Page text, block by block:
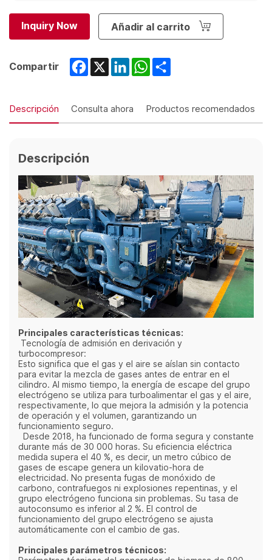
Inquiry Now Añadir al carrito
Compartir Facebook
X LinkedInWhatsApp
Descripción Consulta ahora Productos recomendados
Descripción
Principales características técnicas:
Tecnología de admisión en derivación y
turbocompresor:
Esto significa que el gas y el aire se aíslan sin contacto
para evitar la mezcla de gases antes de entrar en el
cilindro. Al mismo tiempo, la energía de escape del grupo
electrógeno se utiliza para turboalimentar el gas y el aire,
respectivamente, lo que mejora la admisión y la potencia
de operación y el volumen, garantizando un
funcionamiento seguro.
Desde 2018, ha funcionado de forma segura y constante
durante más de 30 000 horas. Su eficiencia eléctrica
medida supera el 40 %, es decir, un metro cúbico de
gases de escape genera un kilovatio-hora de
electricidad. No presenta fugas de monóxido de
carbono, contrafuegos ni explosiones repentinas, y el
grupo electrógeno funciona sin problemas. Su tasa de
autoconsumo es inferior al 2 %. El control de
funcionamiento del grupo electrógeno se ajusta
automáticamente con el cambio de gas.
Principales parámetros técnicos: